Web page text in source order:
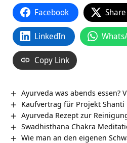
Facebook
LinkedIn
Copy Link
Ayurveda was abends essen?
Kaufvertrag für Projekt
Ayurveda Rezept zur
Swadhisthana Chakra
Wie man an den eigenen